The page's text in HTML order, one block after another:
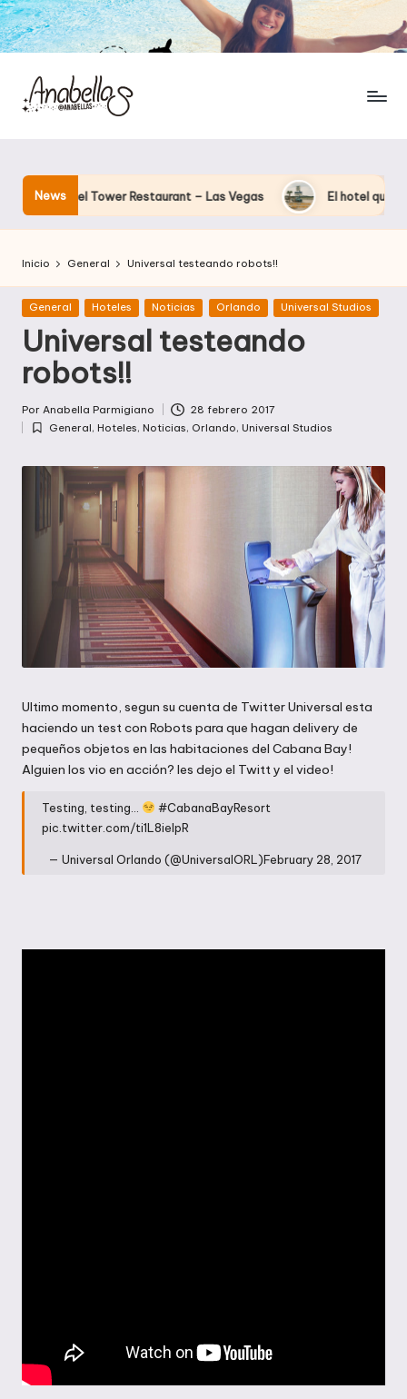
News
Tower Restaurant – Las Vegas El hotel que Disney
Inicio General Universal testeando robots!!
Publicada
General Hoteles Noticias Orlando Universal Studios
Universal testeando
robots!!
Publicado
por
Por Anabella Parmigiano 28 febrero 2017
Publicada
General, Hoteles, Noticias, Orlando, Universal Studios
Ultimo momento, segun su cuenta de Twitter Universal esta
haciendo un test con Robots para que hagan delivery de
pequeños objetos en las habitaciones del Cabana Bay!
Alguien los vio en acción? les dejo el Twitt y el video!
Testing, testing…
#CabanaBayResort
pic.twitter.com/ti1L8ielpR
— Universal Orlando (@UniversalORL)February 28, 2017